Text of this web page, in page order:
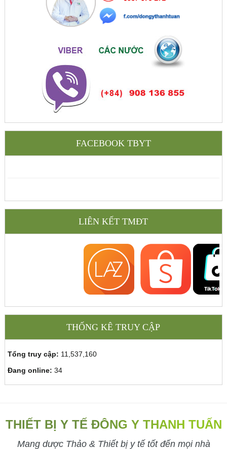
FACEBOOK TBYT
LIÊN KẾT TMĐT
THỐNG KÊ TRUY CẬP
Tổng truy cập: 11,537,160
Đang online: 34
THIẾT BỊ Y TẾ ĐÔNG Y THANH TUẤN
Mang dược Thảo & Thiết bị y tế tốt đến mọi nhà